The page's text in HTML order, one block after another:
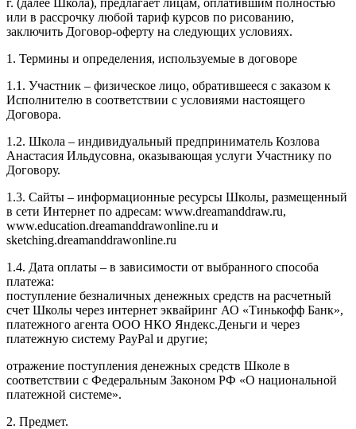
или в рассрочку любой тариф курсов по рисованию,
заключить Договор-оферту на следующих условиях.
1. Термины и определения, используемые в договоре
1.1. Участник – физическое лицо, обратившееся с заказом к
Исполнителю в соответствии с условиями настоящего
Договора.
1.2. Школа – индивидуальный предприниматель Козлова
Анастасия Ильдусовна, оказывающая услуги Участнику по
Договору.
1.3. Сайты – информационные ресурсы Школы, размещенный
в сети Интернет по адресам: www.dreamanddraw.ru,
www.education.dreamanddrawonline.ru и
sketching.dreamanddrawonline.ru
1.4. Дата оплаты – в зависимости от выбранного способа
платежа:
поступление безналичных денежных средств на расчетный
счет Школы через интернет эквайринг АО «Тинькофф Банк»,
платежного агента ООО НКО Яндекс.Деньги и через
платежную систему PayPal и другие;
отражение поступления денежных средств Школе в
соответствии с Федеральным Законом РФ «О национальной
платежной системе».
2. Предмет.